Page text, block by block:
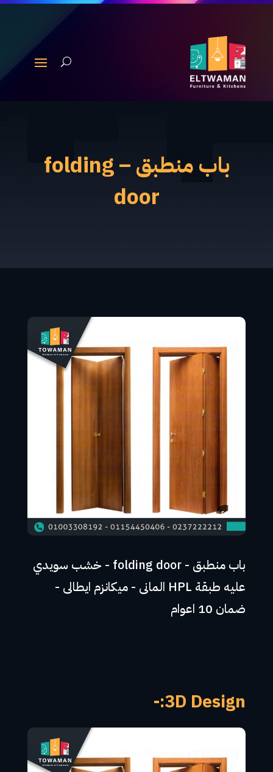
باب منطبق – folding
door
باب منطبق - folding door - خشب سويدي
عليه طبقة HPL المانى - ميكانزم ايطالى -
ضمان 10 اعوام
3D Design:-